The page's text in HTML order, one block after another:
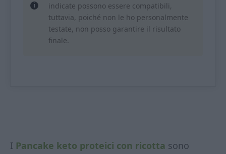
indicate possono essere compatibili,
tuttavia, poiché non le ho personalmente
testate, non posso garantire il risultato
finale.
I Pancake keto proteici con ricotta sono